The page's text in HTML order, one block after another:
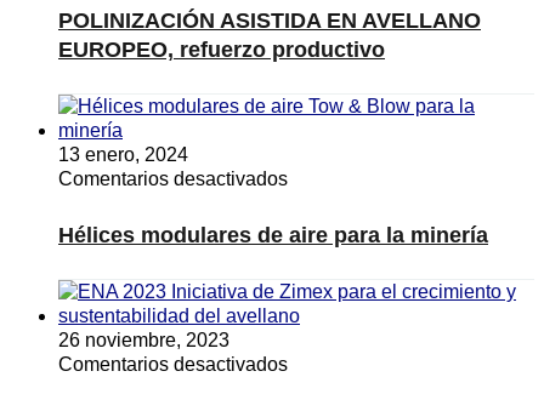
ASISTIDA
EN
AVELLANO
refuerzo
POLINIZACIÓN ASISTIDA EN AVELLANO
EUROPEO, refuerzo productivo
13 enero, 2024
Comentarios desactivadosen
modulares
de
para
la
Hélices modulares de aire para la minería
26 noviembre, 2023
Comentarios desactivadosen